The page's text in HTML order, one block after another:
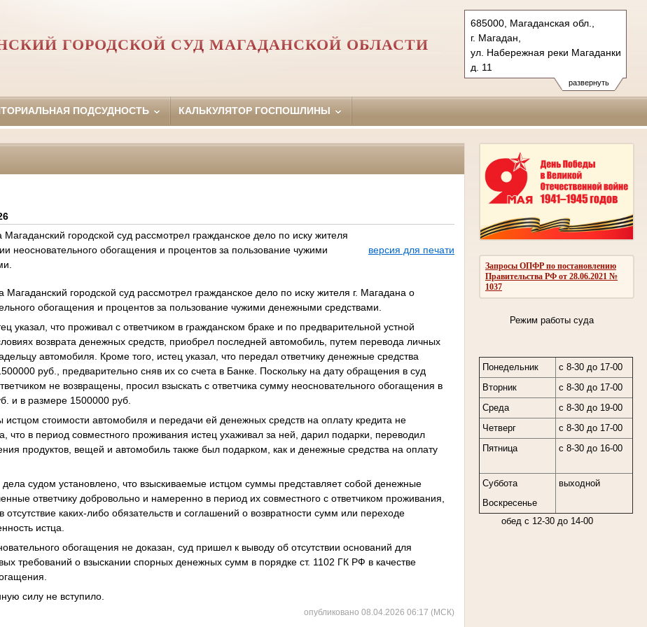
развернуть
685000, Магаданская обл.,
г. Магадан,
ул. Набережная реки Магаданки,
д. 11
Тел.: (4132) 624491, 62-79-00
62-43-85, 626855 (ф.)
ГОРОДСКОЙ СУД МАГАДАНСКОЙ ОБЛАСТИ
ПОДСУДНОСТЬ КАЛЬКУЛЯТОР ГОСПОШЛИНЫ
Запросы ОПФР по постановлению
Правительства РФ от 28.06.2021 №
1037
Режим работы суда
Понедельник
с 8-30 до 17-00
Вторник
с 8-30 до 17-00
Среда
с 8-30 до 19-00
Четверг
с 8-30 до 17-00
Пятница
с 8-30 до 16-00
Суббота
Воскресенье
выходной
обед с 12-30 до 14-00
городской суд рассмотрел гражданское дело по иску жителя
неосновательного обогащения и процентов за пользование чужими
версия для печати
городской суд рассмотрел гражданское дело по иску жителя г. Магадана о
обогащения и процентов за пользование чужими денежными средствами.
указал, что проживал с ответчиком в гражданском браке и по предварительной устной
возврата денежных средств, приобрел последней автомобиль, путем перевода личных
автомобиля. Кроме того, истец указал, что передал ответчику денежные средства
руб., предварительно сняв их со счета в Банке. Поскольку на дату обращения в суд
не возвращены, просил взыскать с ответчика сумму неосновательного обогащения в
и в размере 1500000 руб.
истцом стоимости автомобиля и передачи ей денежных средств на оплату кредита не
что в период совместного проживания истец ухаживал за ней, дарил подарки, переводил
продуктов, вещей и автомобиль также был подарком, как и денежные средства на оплату
судом установлено, что взыскиваемые истцом суммы представляет собой денежные
ответчику добровольно и намеренно в период их совместного с ответчиком проживания,
отсутствие каких-либо обязательств и соглашений о возвратности сумм или переходе
истца.
обогащения не доказан, суд пришел к выводу об отсутствии оснований для
требований о взыскании спорных денежных сумм в порядке ст. 1102 ГК РФ в качестве
силу не вступило.
опубликовано 08.04.2026 06:17 (МСК)